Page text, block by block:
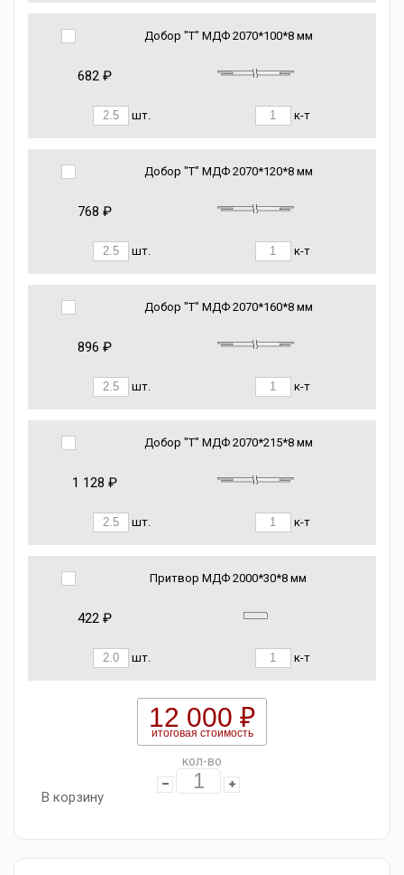
Добор "Т" МДФ 2070*100*8 мм
682 ₽
шт. к-т
Добор "Т" МДФ 2070*120*8 мм
768 ₽
шт. к-т
Добор "Т" МДФ 2070*160*8 мм
896 ₽
шт. к-т
Добор "Т" МДФ 2070*215*8 мм
1 128 ₽
шт. к-т
Притвор МДФ 2000*30*8 мм
422 ₽
шт. к-т
12 000 ₽
итоговая стоимость
кол-во
В корзину